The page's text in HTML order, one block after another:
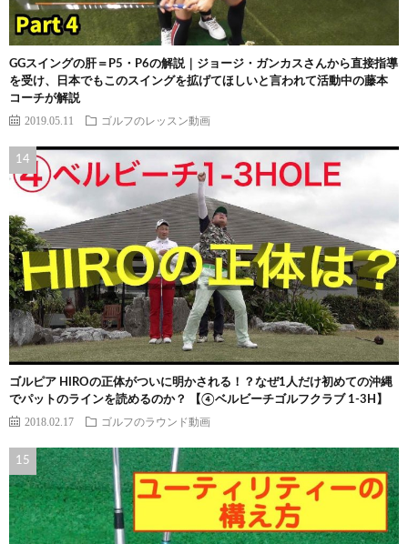
GGスイングの肝＝P5・P6の解説｜ジョージ・ガンカスさんから直接指導
を受け、日本でもこのスイングを拡げてほしいと言われて活動中の藤本
コーチが解説
2019.05.11 ゴルフのレッスン動画
ゴルピア HIROの正体がついに明かされる！？なぜ1人だけ初めての沖縄
でパットのラインを読めるのか？ 【④ベルビーチゴルフクラブ 1-3H】
2018.02.17 ゴルフのラウンド動画